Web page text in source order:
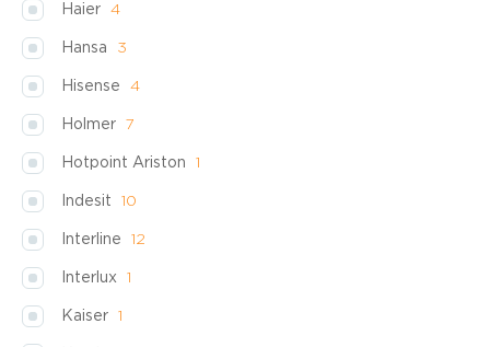
Haier 4
Hansa 3
Hisense 4
Holmer 7
Hotpoint Ariston 1
Indesit 10
Interline 12
Interlux 1
Kaiser 1